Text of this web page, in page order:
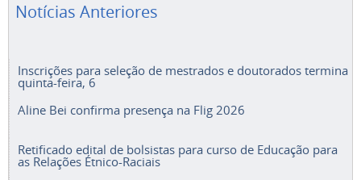
Notícias Anteriores
Inscrições para seleção de mestrados e doutorados termina
quinta-feira, 6
Aline Bei confirma presença na Flig 2026
Retificado edital de bolsistas para curso de Educação para
as Relações Étnico-Raciais